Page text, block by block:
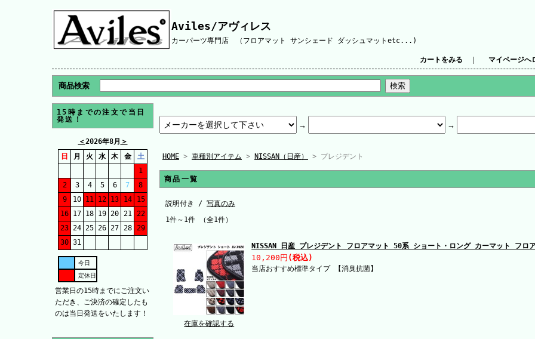
Aviles/アヴィレス
カーパーツ専門店 （フロアマット サンシェード ダッシュマットetc...)
カートをみる マイページへ
商品検索
15時までの注文で当日
発送！
＜2026年8月 ＞
日
月 火 水 木 金
土
1
2
3 4 5 6 7
8
9
10 11 12 13 14
15
16 17 18 19 20 21
22
23 24 25 26 27 28
29
30 31
今日
定休日
営業日の15時までにご注文い
ただき、ご決済の確定したも
のは当日発送をいたします！
HOME > 車種別アイテム > NISSAN（日産） > プレジデント
商品一覧
説明付き / 写真のみ
1件～1件 （全1件）
在庫を確認する
NISSAN 日産 プレジデント フロアマット 50系 ショート・ロング カーマット フロ
10,200円 (税込)
当店おすすめ標準タイプ 【消臭抗菌】